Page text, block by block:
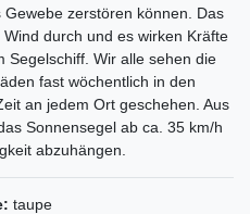
zerstören können. Das
durch und es wirken Kräfte
Segelschiff. Wir alle sehen die
fast wöchentlich in den
an jedem Ort geschehen. Aus
Sonnensegel ab ca. 35 km/h
abzuhängen.
taupe